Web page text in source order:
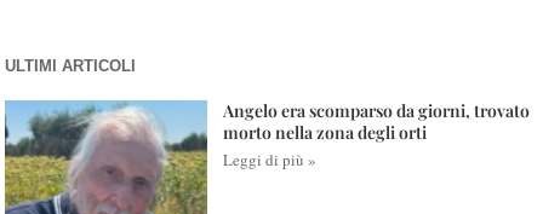
ULTIMI ARTICOLI
Angelo era scomparso da giorni, trovato
morto nella zona degli orti
Leggi di più »